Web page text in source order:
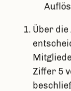
Über
Ziffer 5